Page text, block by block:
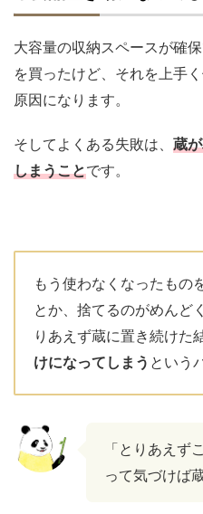
大容量の収納スペースが確
を買ったけど、それを上手
原因になります。
そしてよくある失敗は、 蔵
しまうことです。
もう使わなくなったもの
とか、捨てるのがめんど
りあえず蔵に置き続けた
けになってしまう という
「とりあえず
って気づけば